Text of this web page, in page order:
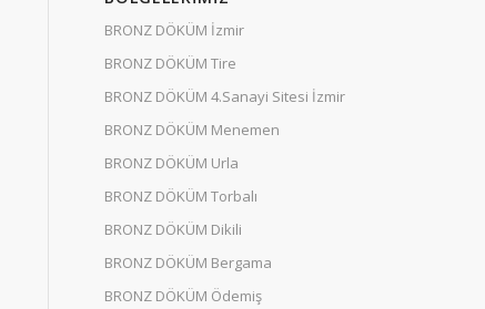
BRONZ DÖKÜM İzmir
BRONZ DÖKÜM Tire
BRONZ DÖKÜM 4.Sanayi Sitesi İzmir
BRONZ DÖKÜM Menemen
BRONZ DÖKÜM Urla
BRONZ DÖKÜM Torbalı
BRONZ DÖKÜM Dikili
BRONZ DÖKÜM Bergama
BRONZ DÖKÜM Ödemiş